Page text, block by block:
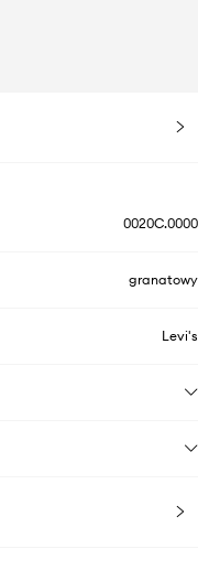
0020C.0000
granatowy
Levi's